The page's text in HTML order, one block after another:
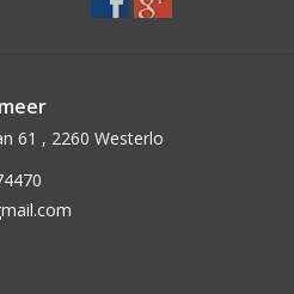
61 , 2260 Westerlo